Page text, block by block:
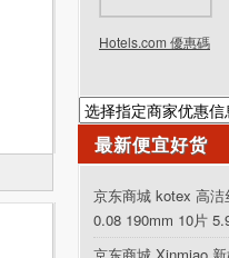
Hotels.com 優惠碼
最新便宜好货
京东商城 kotex 高
0.08 190mm 10片